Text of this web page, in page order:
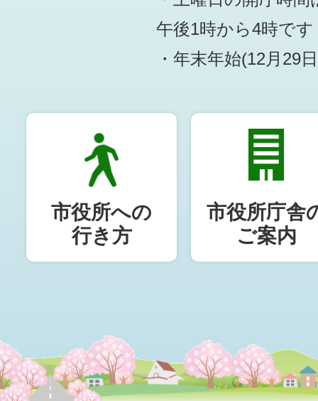
午後1時から4時です
・年末年始(12月29
市役所への
行き方
市役所庁舎
ご案内